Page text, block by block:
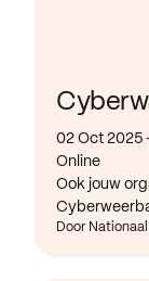
02 Oct 2025
Online
Ook jouw
Door